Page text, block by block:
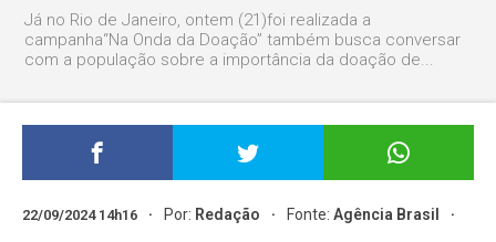
Já no Rio de Janeiro, ontem (21)foi realizada a
campanha“Na Onda da Doação” também busca conversar
com a população sobre a importância da doação de...
22/09/2024 14h16 Por: Redação Fonte:Agência Brasil